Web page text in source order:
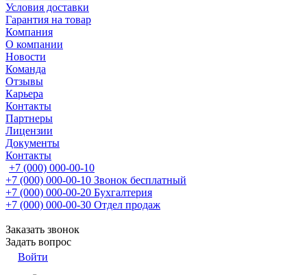
Условия доставки
Гарантия на товар
Компания
О компании
Новости
Команда
Отзывы
Карьера
Контакты
Партнеры
Лицензии
Документы
Контакты
+7 (000) 000-00-10
+7 (000) 000-00-10 Звонок бесплатный
+7 (000) 000-00-20 Бухгалтерия
+7 (000) 000-00-30 Отдел продаж
Заказать звонок
Задать вопрос
Войти